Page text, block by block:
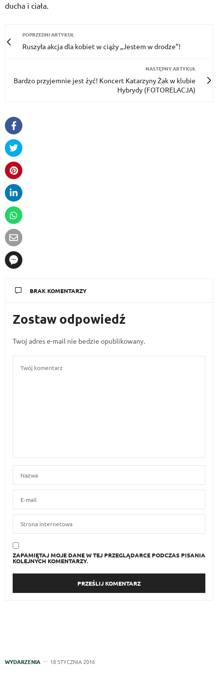
ducha i ciała.
POPRZEDNI ARTYKUŁ
Ruszyła akcja dla kobiet w ciąży „Jestem w drodze”!
NASTĘPNY ARTYKUŁ
Bardzo przyjemnie jest żyć! Koncert Katarzyny Żak w klubie
Hybrydy (FOTORELACJA)
BRAK KOMENTARZY
Zostaw odpowiedź
Twoj adres e-mail nie bedzie opublikowany.
ZAPAMIĘTAJ MOJE DANE W TEJ PRZEGLĄDARCE PODCZAS PISANIA
KOLEJNYCH KOMENTARZY.
WYDARZENIA 18 STYCZNIA 2016